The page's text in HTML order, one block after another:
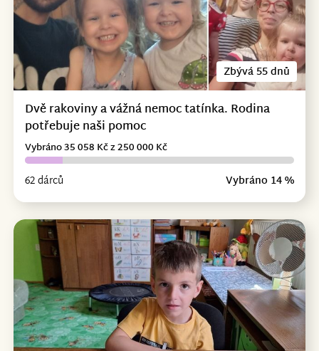
Zbývá 55 dnů
Dvě rakoviny a vážná nemoc tatínka. Rodina
potřebuje naši pomoc
62 dárců Vybráno 14 %
Vybráno 35 058 Kč z 250 000 Kč